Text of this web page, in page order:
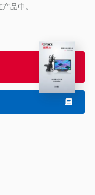
品中。